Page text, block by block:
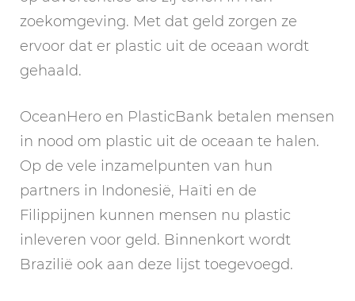
zoekomgeving. Met dat geld zorgen ze
ervoor dat er plastic uit de oceaan wordt
gehaald.
OceanHero en PlasticBank betalen mensen
in nood om plastic uit de oceaan te halen.
Op de vele inzamelpunten van hun
partners in Indonesië, Haïti en de
Filippijnen kunnen mensen nu plastic
inleveren voor geld. Binnenkort wordt
Brazilië ook aan deze lijst toegevoegd.